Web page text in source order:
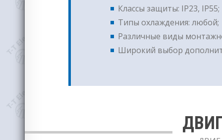
Классы защиты: IP23, IP55;
Типы охлаждения: любой;
Различные виды
Широкий выбор